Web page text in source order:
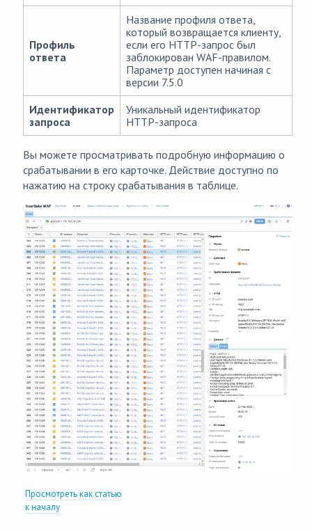
Профиль
ответа
Название профиля ответа,
который возвращается клиенту,
если его HTTP-запрос был
заблокирован WAF-правилом.
Параметр доступен начиная с
версии 7.5.0
Идентификатор
запроса
Уникальный идентификатор
HTTP-запроса
Вы можете просматривать подробную информацию о
срабатывании в его карточке. Действие доступно по
нажатию на строку срабатывания в таблице.
Просмотреть как статью
к началу